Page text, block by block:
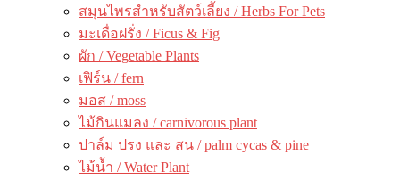
สมุนไพรสำหรับสัตว์เลี้ยง / Herbs For Pets
มะเดื่อฝรั่ง / Ficus & Fig
ผัก / Vegetable Plants
เฟิร์น / fern
มอส / moss
ไม้กินแมลง / carnivorous plant
ปาล์ม ปรง และ สน / palm cycas & pine
ไม้น้ำ / Water Plant